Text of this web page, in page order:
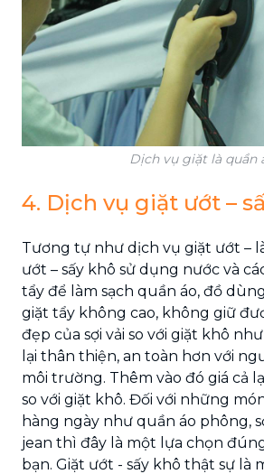
Dịch vụ giặt là quần
4. Dịch vụ giặt ướt –
Tương tự như dịch vụ giặt ướt –
ướt – sấy khô sử dụng nước và
tẩy để làm sạch quần áo, đồ
giặt tẩy không cao, không giữ
đẹp của sợi vải so với giặt khô
lại thân thiện, an toàn hơn với
môi trường. Thêm vào đó giá cả
so với giặt khô. Đối với những
hàng ngày như quần áo phông,
jean thì đây là một lựa chọn
bạn. Giặt ướt - sấy khô thật sự là